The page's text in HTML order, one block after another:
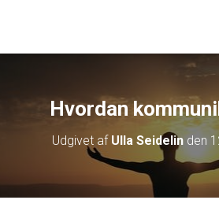
Hvordan
Udgivet af Ulla Seidelinden